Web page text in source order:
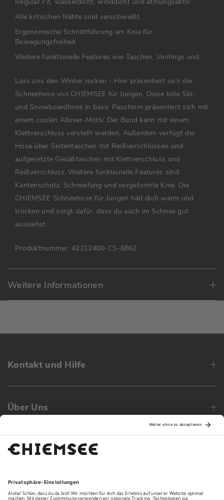
Alle kritischen Nähte sind verschweißt
Ergonomische Schnittführung am Knie für
Bewegungsfreiheit
Weitere funktionelle Features wie Taschen, Ventings und
Lass uns den Winter rocken - Hier präsentiert sich die
Schneehose von CHIEMSEE für Jungen. Diese tolle Ski-
und Snowboardhose in basic Passform präsentiert sich mit
einem coolen Allover-Motiv. Der Bund kann mit einem
Klettverschluss verstellt werden. Außerdem verfügt die
Hose über Seitentaschen mit Reißverschlüssen und
aufgesetzte Gesäßtaschen mit Klettverschluss und
Reißverschluss.Weitere funktionelle Features sind
Kantenschutz, Schneefang und vorgeformte Knie. Die
CHIEMSEE Schneehose für Jungen hält dich warm und
trocken und sorgt dafür, dass du auch im Schnee gut
aussiehst.
Produktnummer: 42212400-CS-6862
Weitere Informationen
Kontakt und Hilfe
Über Uns
Family
Unsere Vorteile